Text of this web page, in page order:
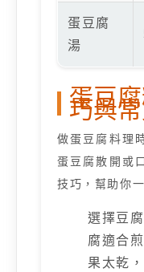
蛋豆腐
湯
蛋豆
巧與
做蛋豆腐料理
蛋豆腐散開或
技巧，幫助你
選擇豆
腐適合
果太乾